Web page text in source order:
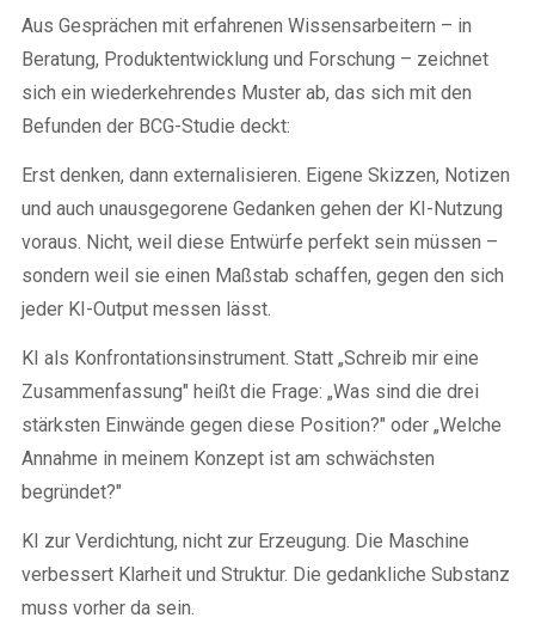
Aus Gesprächen mit erfahrenen Wissensarbeitern – in
Beratung, Produktentwicklung und Forschung – zeichnet
sich ein wiederkehrendes Muster ab, das sich mit den
Befunden der BCG-Studie deckt:
Erst denken, dann externalisieren. Eigene Skizzen, Notizen
und auch unausgegorene Gedanken gehen der KI-Nutzung
voraus. Nicht, weil diese Entwürfe perfekt sein müssen –
sondern weil sie einen Maßstab schaffen, gegen den sich
jeder KI-Output messen lässt.
KI als Konfrontationsinstrument. Statt „Schreib mir eine
Zusammenfassung" heißt die Frage: „Was sind die drei
stärksten Einwände gegen diese Position?" oder „Welche
Annahme in meinem Konzept ist am schwächsten
begründet?"
KI zur Verdichtung, nicht zur Erzeugung. Die Maschine
verbessert Klarheit und Struktur. Die gedankliche Substanz
muss vorher da sein.